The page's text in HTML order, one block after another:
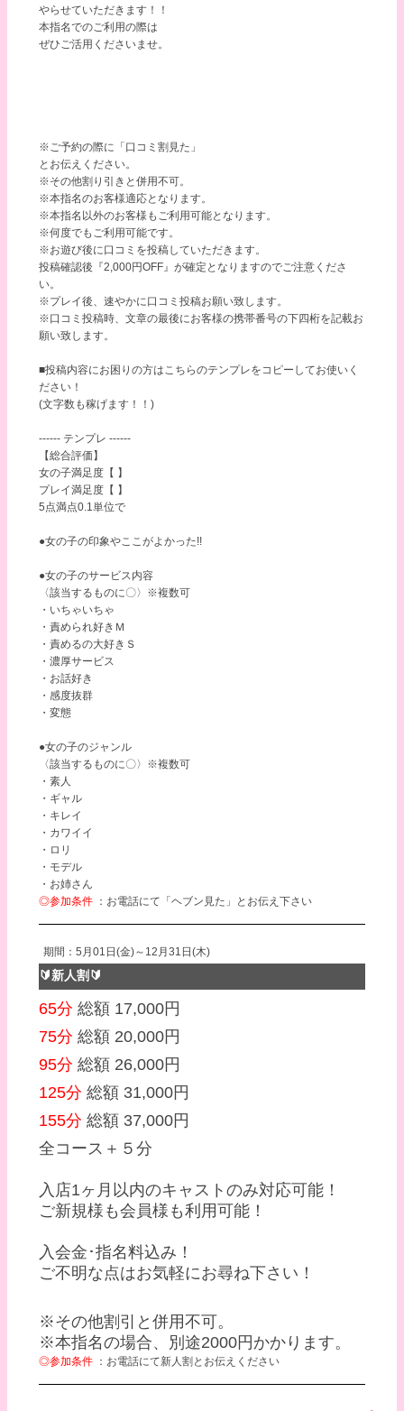
やらせていただきます！！
本指名でのご利用の際は
ぜひご活用くださいませ。
※ご予約の際に「口コミ割見た」
とお伝えください。
※その他割り引きと併用不可。
※本指名のお客様適応となります。
※本指名以外のお客様もご利用可能となります。
※何度でもご利用可能です。
※お遊び後に口コミを投稿していただきます。
投稿確認後『2,000円OFF』が確定となりますのでご注意くださ
い。
※プレイ後、速やかに口コミ投稿お願い致します。
※口コミ投稿時、文章の最後にお客様の携帯番号の下四桁を記載お
願い致します。
■投稿内容にお困りの方はこちらのテンプレをコピーしてお使いく
ださい！
(文字数も稼げます！！)
------ テンプレ ------
【総合評価】
女の子満足度【 】
プレイ満足度【 】
5点満点0.1単位で
●女の子の印象やここがよかった!!
●女の子のサービス内容
〈該当するものに〇〉※複数可
・いちゃいちゃ
・責められ好きＭ
・責めるの大好きＳ
・濃厚サービス
・お話好き
・感度抜群
・変態
●女の子のジャンル
〈該当するものに〇〉※複数可
・素人
・ギャル
・キレイ
・カワイイ
・ロリ
・モデル
・お姉さん
◎参加条件 ：お電話にて「ヘブン見た」とお伝え下さい
期間：5月01日(金)～12月31日(木)
🔰新人割🔰
65分 総額 17,000円
75分 総額 20,000円
95分 総額 26,000円
125分 総額 31,000円
155分 総額 37,000円
全コース＋５分
入店1ヶ月以内のキャストのみ対応可能！
ご新規様も会員様も利用可能！
入会金･指名料込み！
ご不明な点はお気軽にお尋ね下さい！
※その他割引と併用不可。
※本指名の場合、別途2000円かかります。
◎参加条件 ：お電話にて新人割とお伝えください